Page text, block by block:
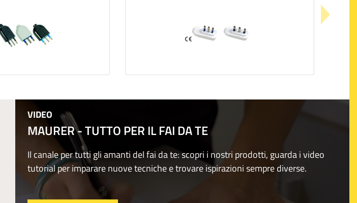
VIDEO
MAURER - TUTTO PER IL FAI DA TE
Il canale per tutti gli amanti del fai da te: scopri i nostri prodotti, guarda i video
tutorial per imparare nuove tecniche e trovare ispirazioni sempre diverse.